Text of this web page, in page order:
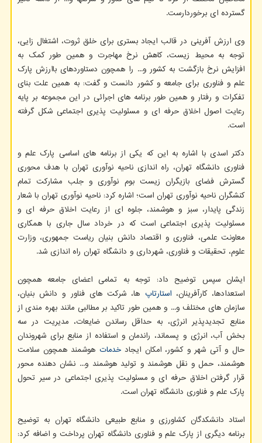
گسترده ای برخوردارست.
وی ارزش آفرینی در قالب ایجاد بستری برای خلق ثروت، اشتغال زایی،
توجه به محیط زیست، کاهش نرخ مهاجرت و همین طور کمک به
افزایش نرخ بازگشت به کشور و... را همچون دستاوردهای باارزش پارک
علم و فناوری برای جامعه و کشور دانست و گفت: به همین علت بنای
تفکرات و رفتار و همین طور برنامه های اجرائی در این مجموعه بر پایه
رعایت اصول اخلاق حرفه ای و مسئولیت پذیری اجتماعی شکل گرفته
است.
دکتر اسدی با اشاره به این که یکی از برنامه های اساسی پارک علم و
فناوری دانشگاه تهران، راه اندازی ناحیه نوآوری تهران با هدف محوری
گسترش فضای بازیگران زیست بوم نوآوری و جلب مشارکت تمام
کنشگران ناحیه نوآوری تهران است؛ اشاره کرد: ناحیه نوآوری تهران با شعار
زندگی پایدار، سبز و هوشمند، جلوه ای از رعایت اخلاق حرفه ای و
مسئولیت پذیری اجتماعی است که در خرداد سال جاری با همکاری
معاونت علمی، فناوری و اقتصاد دانش بنیان ریاست جمهوری، وزارت
علوم، تحقیقات و فناوری، شهرداری و دانشگاه تهران راه اندازی شد.
ایشان سپس توضیح داد: توجه به تمامی اعضای جامعه همچون
استعدادها، کارآفرینان،استارتاپ ها، شرکت های فناور و دانش بنیان،
سازمان های مختلف و... و همین طور تاکید بر مطالبی مانند بهره مندی از
منابع تجدیدپذیر انرژی، به حداقل رساندن ضایعات، مدیریت در سه
بخش آب، انرژی و پسماند، راندمان و استفاده از منابع برای شهروندان
حال و آتی شهر و کشور، امکان ایجادخدمات هوشمند همچون سلامت
هوشمند، حمل و نقل هوشمند و تولید هوشمند و... نشان دهنده محور
قرار گرفتن اخلاق حرفه ای و مسئولیت پذیری اجتماعی در سیر تحول
پارک علم و فناوری دانشگاه تهران است.
استاد دانشکدگان کشاورزی و منابع طبیعی دانشگاه تهران به توضیح
برنامه دیگری از پارک علم و فناوری دانشگاه تهران پرداخت و اضافه کرد: